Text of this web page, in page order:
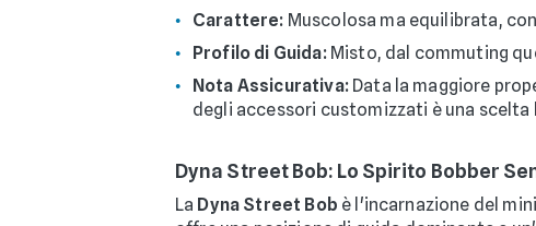
Carattere: Muscolosa ma equilibrata,
Profilo di Guida:Misto, dal commuting
Nota Assicurativa:Data la maggiore
degli accessori customizzati è una
Dyna Street Bob: Lo Spirito Bobber
La Dyna Street Bob è l'incarnazione del